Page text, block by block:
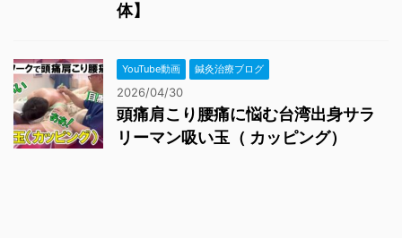
体】
YouTube動画 鍼灸治療ブログ
2026/04/30
頭痛肩こり腰痛に悩む台湾出身サラ
リーマン吸い玉（ カッピング）